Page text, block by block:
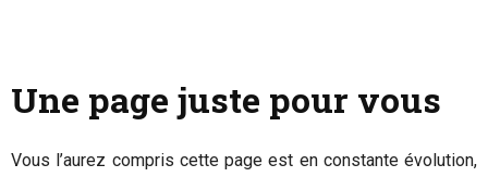
Une page juste pour vous
Vous l’aurez compris cette page est en constante évolution,